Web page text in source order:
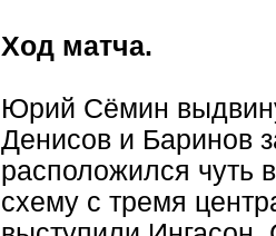
Ход матча.
Юрий Сёмин
Денисов и Баринов
расположился чуть
схему с тремя